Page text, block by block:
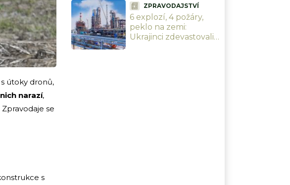
i
útoky dronů,
narazí,
se
s
válkuZPRAVODAJSTVÍ
6 explozí, 4 požáry,
peklo na zemi:
Ukrajinci zdevastovali